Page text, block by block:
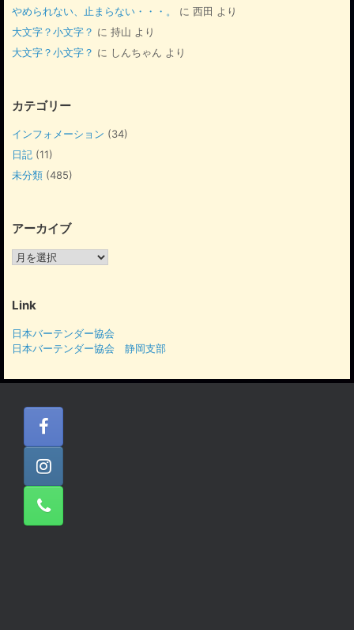
やめられない、止まらない・・・。
に 西田 より
大文字？小文字？ に 持山 より
大文字？小文字？ に しんちゃん より
カテゴリー
インフォメーション (34)
日記 (11)
未分類 (485)
アーカイブ
ア
イ
Link
日本バーテンダー協会
日本バーテンダー協会 静岡支部